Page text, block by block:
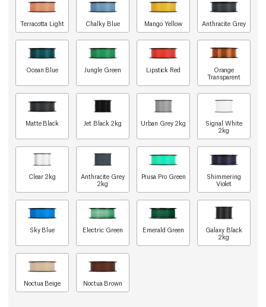
Terracotta Light Chalky Blue Mango Yellow Anthracite Grey
Ocean Blue Jungle Green Lipstick Red
Orange
Transparent
Matte Black Jet Black 2kg Urban Grey 2kg
Signal White
2kg
Clear 2kg
Anthracite Grey
2kg
Prusa Pro Green
Shimmering
Violet
Sky Blue Electric Green Emerald Green
Galaxy Black
2kg
Noctua Beige Noctua Brown